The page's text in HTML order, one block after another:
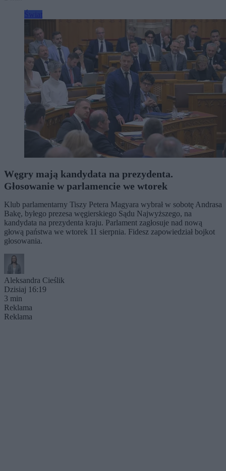
Węgry mają kandydata na prezydenta.
Głosowanie w parlamencie we wtorek
Klub parlamentarny Tiszy Petera Magyara wybrał w sobotę Andrasa
Bakę, byłego prezesa węgierskiego Sądu Najwyższego, na
kandydata na prezydenta kraju. Parlament zagłosuje nad nową
głową państwa we wtorek 11 sierpnia. Fidesz zapowiedział bojkot
głosowania.
Aleksandra Cieślik
Dzisiaj 16:19
3 min
Reklama
Reklama